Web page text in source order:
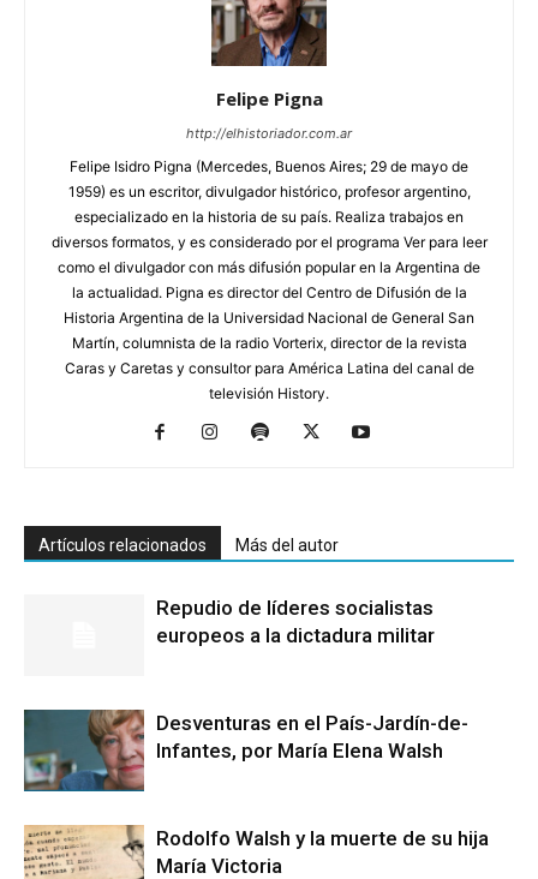
Felipe Pigna
http://elhistoriador.com.ar
Felipe Isidro Pigna (Mercedes, Buenos Aires; 29 de mayo de
1959) es un escritor, divulgador histórico, profesor argentino,
especializado en la historia de su país. Realiza trabajos en
diversos formatos, y es considerado por el programa Ver para leer
como el divulgador con más difusión popular en la Argentina de
la actualidad. Pigna es director del Centro de Difusión de la
Historia Argentina de la Universidad Nacional de General San
Martín, columnista de la radio Vorterix, director de la revista
Caras y Caretas y consultor para América Latina del canal de
televisión History.
Artículos relacionados Más del autor
Repudio de líderes socialistas
europeos a la dictadura militar
Desventuras en el País-Jardín-de-
Infantes, por María Elena Walsh
Rodolfo Walsh y la muerte de su hija
María Victoria